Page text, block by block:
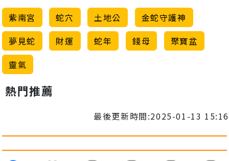
紫南宮 蛇穴 土地公
金蛇守護神
夢見蛇
財運 蛇年 錢母
聚寶盆
靈氣
熱門推薦
最後更新時間:2025-01-13 15:16